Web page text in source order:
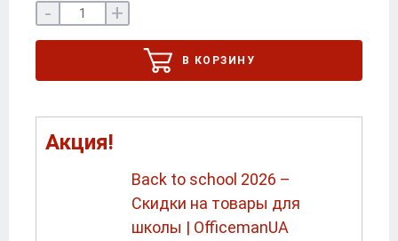
- +
В КОРЗИНУ
Акция!
Back to school 2026 –
Скидки на товары для
школы | OfficemanUA